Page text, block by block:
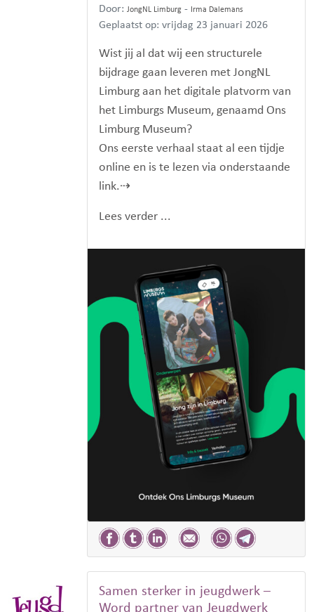
Door: JongNL Limburg - Irma Dalemans
Geplaatst op: vrijdag 23 januari 2026
Wist jij al dat wij een structurele
bijdrage gaan leveren met JongNL
Limburg aan het digitale platvorm van
het Limburgs Museum, genaamd Ons
Limburg Museum?
Ons eerste verhaal staat al een tijdje
online en is te lezen via onderstaande
link.⇢
Lees verder ...
Samen sterker in jeugdwerk –
Word partner van Jeugdwerk